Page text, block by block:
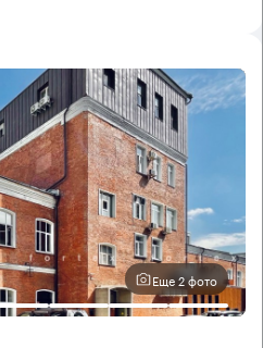
Еще 2 фото